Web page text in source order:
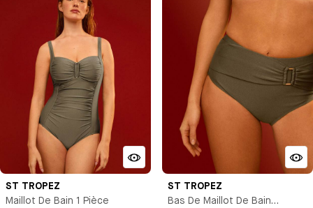
ST TROPEZ
Maillot De Bain 1 Pièce
ST TROPEZ
Bas De Maillot De Bain